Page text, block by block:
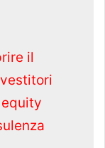
il